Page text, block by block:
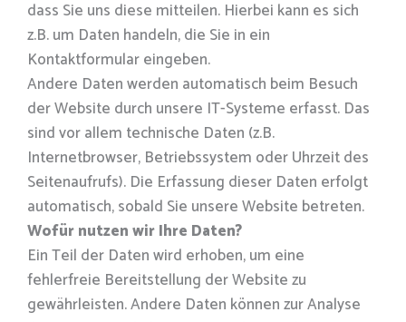
dass Sie uns diese mitteilen. Hierbei kann es sich
z.B. um Daten handeln, die Sie in ein
Kontaktformular eingeben.
Andere Daten werden automatisch beim Besuch
der Website durch unsere IT-Systeme erfasst. Das
sind vor allem technische Daten (z.B.
Internetbrowser, Betriebssystem oder Uhrzeit des
Seitenaufrufs). Die Erfassung dieser Daten erfolgt
automatisch, sobald Sie unsere Website betreten.
Wofür nutzen wir Ihre Daten?
Ein Teil der Daten wird erhoben, um eine
fehlerfreie Bereitstellung der Website zu
gewährleisten. Andere Daten können zur Analyse